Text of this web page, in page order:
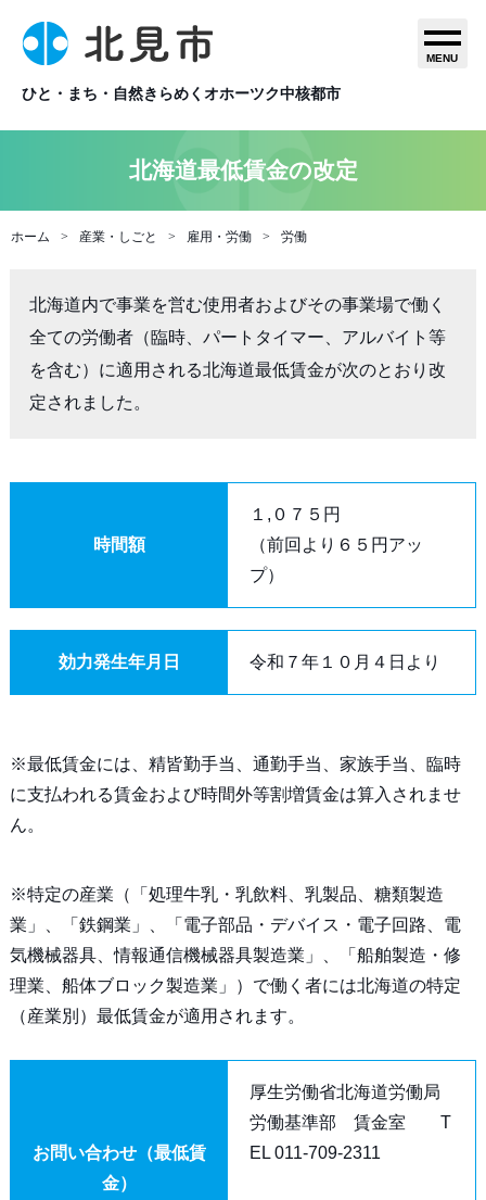
ひと・まち・自然きらめくオホーツク中核都市
MENU
北海道最低賃金の改定
ホーム 産業・しごと 雇用・労働 労働
北海道内で事業を営む使用者およびその事業場で働く
全ての労働者（臨時、パートタイマー、アルバイト等
を含む）に適用される北海道最低賃金が次のとおり改
定されました。
時間額
１,０７５円
（前回より６５円アッ
プ）
効力発生年月日 令和７年１０月４日より
※最低賃金には、精皆勤手当、通勤手当、家族手当、臨時
に支払われる賃金および時間外等割増賃金は算入されませ
ん。
※特定の産業（「処理牛乳・乳飲料、乳製品、糖類製造
業」、「鉄鋼業」、「電子部品・デバイス・電子回路、電
気機械器具、情報通信機械器具製造業」、「船舶製造・修
理業、船体ブロック製造業」）で働く者には北海道の特定
（産業別）最低賃金が適用されます。
お問い合わせ（最低賃
金）
厚生労働省北海道労働局
労働基準部 賃金室 T
EL 011-709-2311